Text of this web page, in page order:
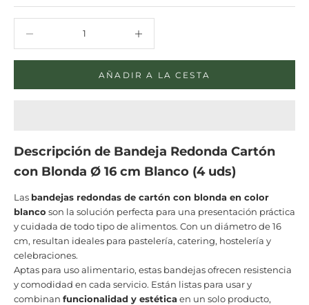
AÑADIR A LA CESTA
Descripción de Bandeja Redonda Cartón
con Blonda Ø 16 cm Blanco (4 uds)
Las bandejas redondas de cartón con blonda en color
blanco son la solución perfecta para una presentación práctica
y cuidada de todo tipo de alimentos. Con un diámetro de 16
cm, resultan ideales para pastelería, catering, hostelería y
celebraciones.
Aptas para uso alimentario, estas bandejas ofrecen resistencia
y comodidad en cada servicio. Están listas para usar y
combinan funcionalidad y estéticaen un solo producto,